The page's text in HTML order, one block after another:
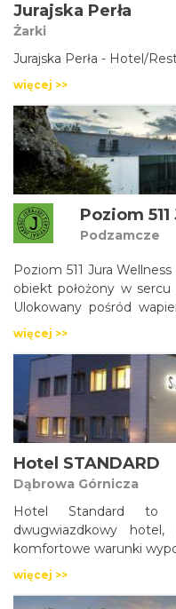
Jurajska Perła
Żarki
Jurajska Perła - Hotel/
więcej >>
Podzamcze
Poziom 511 Jura
obiekt położony w sercu
Ulokowany pośród
lasami, w
szklaku Orlich
wypoczynku w
stylu.
więcej >>
Hotel STANDARD
Dąbrowa Górnicza
Hotel Standard to
dwugwiazdkowy
komfortowe warunki
więcej >>